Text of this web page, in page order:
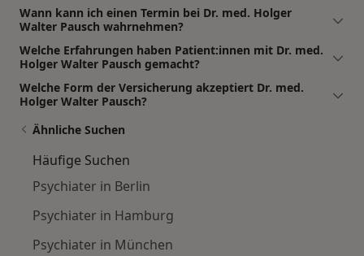
Wann kann ich einen Termin bei Dr. med. Holger
Walter Pausch wahrnehmen?
Welche Erfahrungen haben Patient:innen mit Dr. med.
Holger Walter Pausch gemacht?
Welche Form der Versicherung akzeptiert Dr. med.
Holger Walter Pausch?
Ähnliche Suchen
Häufige Suchen
Psychiater in Berlin
Psychiater in Hamburg
Psychiater in München